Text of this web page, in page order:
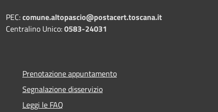
PEC:comune.altopascio@postacert.toscana.it
Centralino Unico:0583-24031
Prenotazione appuntamento
Segnalazione disservizio
Leggi le FAQ